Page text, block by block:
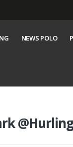
NEWS POLO